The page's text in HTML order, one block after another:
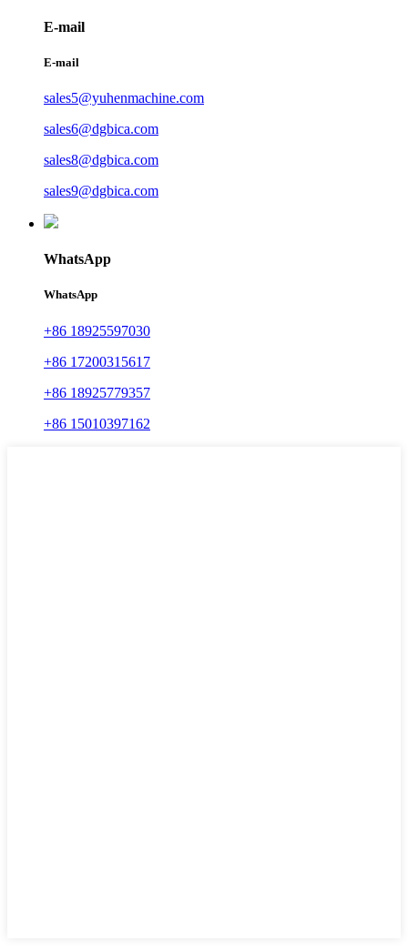
E-mail
E-mail
sales5@yuhenmachine.com
sales6@dgbica.com
sales8@dgbica.com
sales9@dgbica.com
WhatsApp
WhatsApp
+86 18925597030
+86 17200315617
+86 18925779357
+86 15010397162